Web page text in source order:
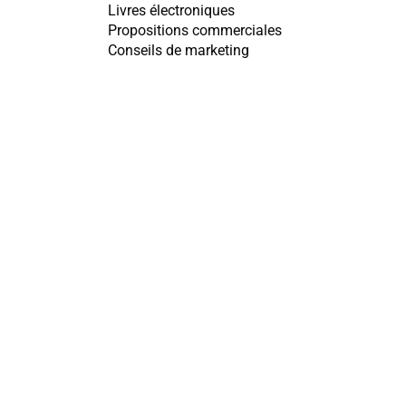
Livres électroniques
Propositions commerciales
Conseils de marketing